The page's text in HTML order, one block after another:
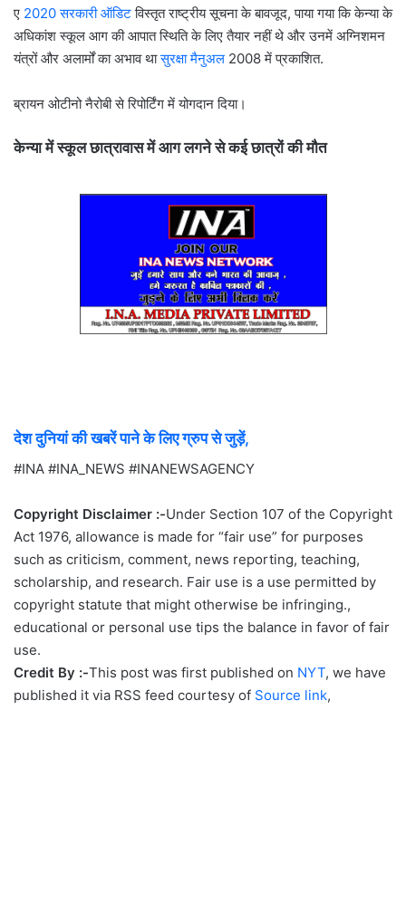
ए 2020 सरकारी ऑडिटविस्तृत राष्ट्रीय सूचना के बावजूद, पाया गया कि केन्या के
अधिकांश स्कूल आग की आपात स्थिति के लिए तैयार नहीं थे और उनमें अग्निशमन
यंत्रों और अलार्मों का अभाव थासुरक्षा मैनुअल 2008 में प्रकाशित.
ब्रायन ओटीनो नैरोबी से रिपोर्टिंग में योगदान दिया।
केन्या में स्कूल छात्रावास में आग लगने से कई छात्रों की मौत
देश दुनियां की खबरें पाने के लिए ग्रुप से जुड़ें,
#INA #INA_NEWS #INANEWSAGENCY
Copyright Disclaimer :-Under Section 107 of the Copyright
Act 1976, allowance is made for “fair use” for purposes
such as criticism, comment, news reporting, teaching,
scholarship, and research. Fair use is a use permitted by
copyright statute that might otherwise be infringing.,
educational or personal use tips the balance in favor of fair
use.
Credit By :-This post was first published on NYT, we have
published it via RSS feed courtesy of Source link,